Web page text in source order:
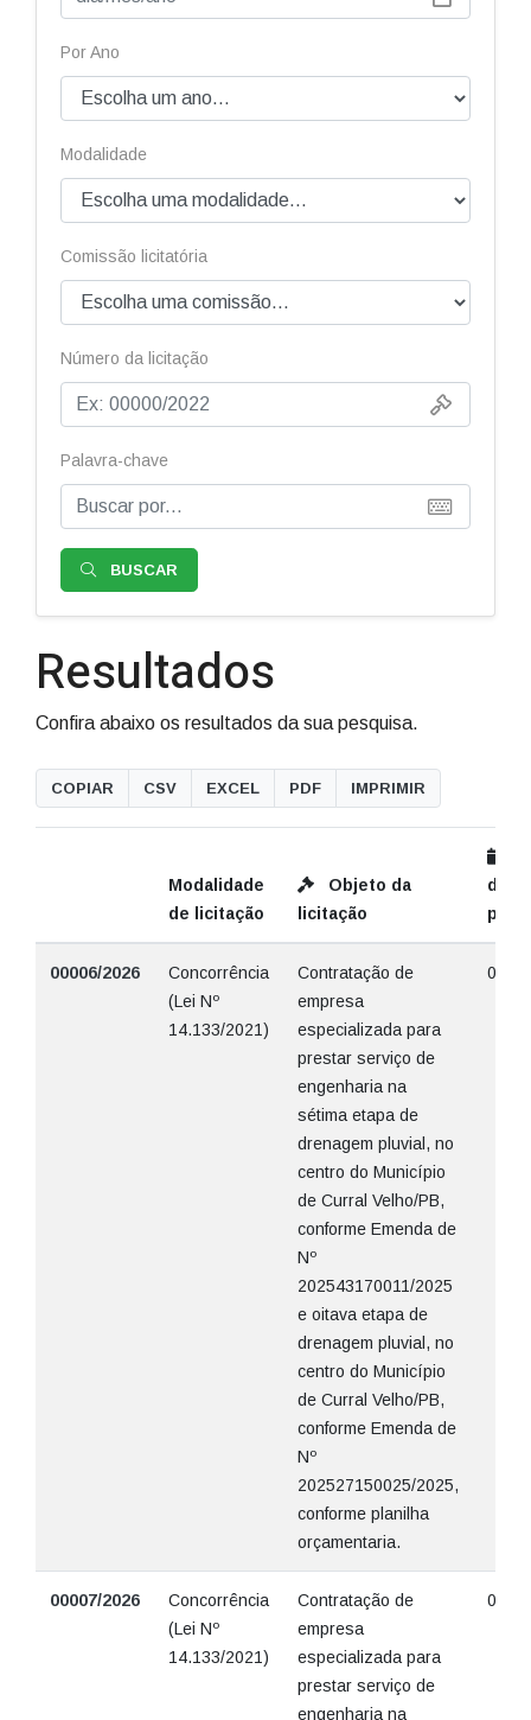
Por Ano
Modalidade
Comissão licitatória
Número da licitação
Palavra-chave
BUSCAR
Resultados
Confira abaixo os resultados da sua pesquisa.
COPIAR CSV EXCEL PDF IMPRIMIR
Modalidade
de licitação
Objeto da
licitação
da
00006/2026
Concorrência
(Lei Nº
14.133/2021)
Contratação de
empresa
especializada para
prestar serviço de
engenharia na
sétima etapa de
drenagem pluvial, no
centro do Município
de Curral Velho/PB,
conforme Emenda de
Nº
202543170011/2025
e oitava etapa de
drenagem pluvial, no
centro do Município
de Curral Velho/PB,
conforme Emenda de
Nº
202527150025/2025,
conforme planilha
orçamentaria.
09/
00007/2026
Concorrência
(Lei Nº
14.133/2021)
Contratação de
empresa
especializada para
prestar serviço de
engenharia na
09/